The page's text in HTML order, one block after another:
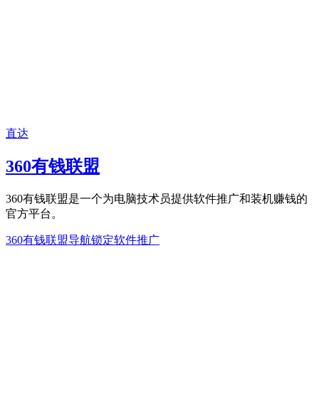
直达
360有钱联盟
360有钱联盟是一个为电脑技术员提供软件推广和装机赚钱的
官方平台。
360有钱联盟导航锁定软件推广